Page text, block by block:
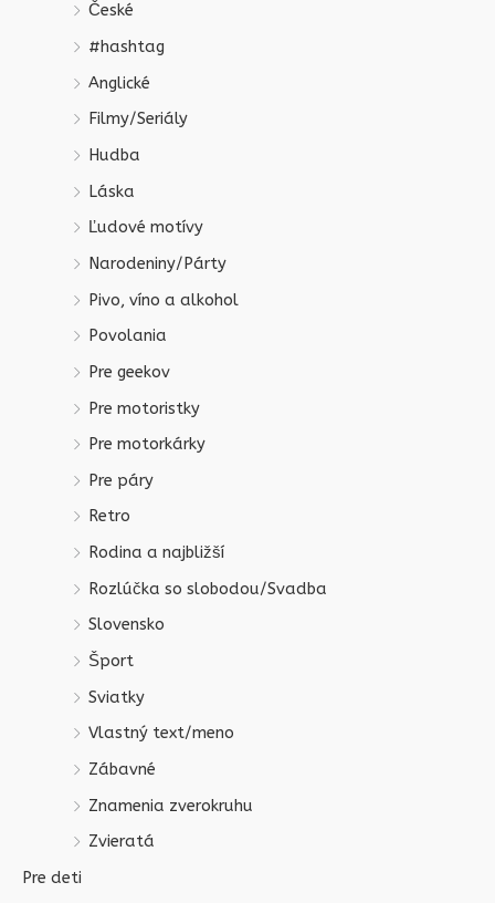
České
#hashtag
Anglické
Filmy/Seriály
Hudba
Láska
Ľudové motívy
Narodeniny/Párty
Pivo, víno a alkohol
Povolania
Pre geekov
Pre motoristky
Pre motorkárky
Pre páry
Retro
Rodina a najbližší
Rozlúčka so slobodou/Svadba
Slovensko
Šport
Sviatky
Vlastný text/meno
Zábavné
Znamenia zverokruhu
Zvieratá
Pre deti